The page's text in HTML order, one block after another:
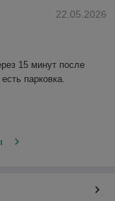
22.05.2026
15 минут после
парковка.